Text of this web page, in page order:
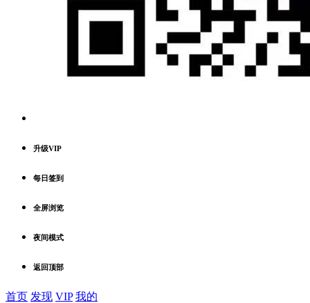
升级VIP
每日签到
全屏浏览
夜间模式
返回顶部
首页 发现 VIP 我的